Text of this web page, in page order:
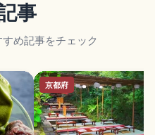
事
め記事をチェック
京都府